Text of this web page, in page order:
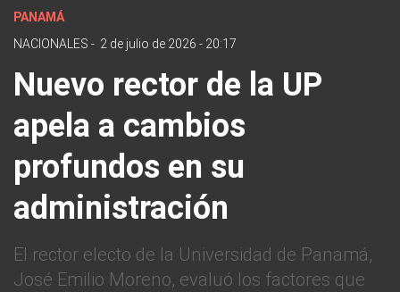
PANAMÁ
NACIONALES - 2 de julio de 2026 - 20:17
Nuevo rector de la UP
apela a cambios
profundos en su
administración
El rector electo de la Universidad de Panamá,
José Emilio Moreno, evaluó los factores que